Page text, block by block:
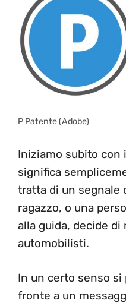
P Patente (Adobe)
Iniziamo subito con
significa
tratta di un segnale
ragazzo, o una
alla guida, decide
automobilisti.
In un certo senso si
fronte a un